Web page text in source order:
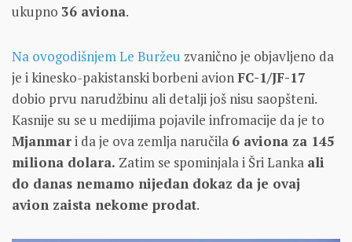
ukupno 36 aviona.
Na ovogodišnjem Le Buržeu zvanično je objavljeno da
je i kinesko-pakistanski borbeni avionFC-1/JF-17
dobio prvu narudžbinu ali detalji još nisu saopšteni.
Kasnije su se u medijima pojavile infromacije da je to
Mjanmari da je ova zemlja naručila 6 aviona za 145
miliona dolara. Zatim se spominjala i Šri Lanka ali
do danas nemamo nijedan dokaz da je ovaj
avion zaista nekome prodat.